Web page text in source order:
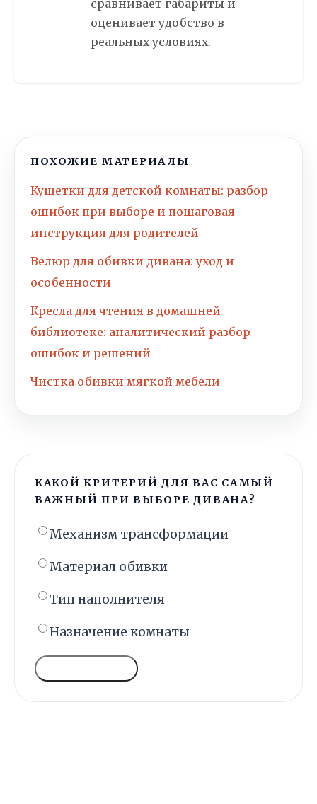
сравнивает габариты и
оценивает удобство в
реальных условиях.
ПОХОЖИЕ МАТЕРИАЛЫ
Кушетки для детской комнаты: разбор
ошибок при выборе и пошаговая
инструкция для родителей
Велюр для обивки дивана: уход и
особенности
Кресла для чтения в домашней
библиотеке: аналитический разбор
ошибок и решений
Чистка обивки мягкой мебели
КАКОЙ КРИТЕРИЙ ДЛЯ ВАС САМЫЙ
ВАЖНЫЙ ПРИ ВЫБОРЕ ДИВАНА?
Механизм трансформации
Материал обивки
Тип наполнителя
Назначение комнаты